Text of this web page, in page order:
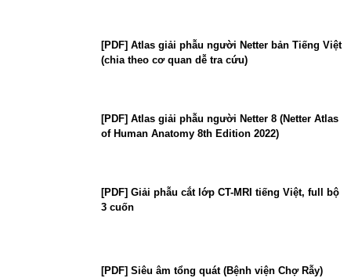
[PDF] Atlas giải phẫu người Netter bản Tiếng Việt
(chia theo cơ quan dễ tra cứu)
[PDF] Atlas giải phẫu người Netter 8 (Netter Atlas
of Human Anatomy 8th Edition 2022)
[PDF] Giải phẫu cắt lớp CT-MRI tiếng Việt, full bộ
3 cuốn
[PDF] Siêu âm tổng quát (Bệnh viện Chợ Rẫy)